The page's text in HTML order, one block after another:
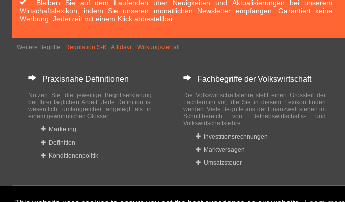
Bleiben Sie auf dem Laufenden über Neuigkeiten und Aktualisierungen bei unserem
Wirtschaftslexikon, indem Sie unseren monatlichen Newsletter empfangen. Garantiert keine
Werbung. Jederzeit mit einem Klick abbestellbar.
Weitere Begriffe : Regulation S-K Affidavit| Wirkungszerfall
Praxisnahe Definitionen
Nutzen Sie die jeweilige Begriffserklärung
bei Ihrer täglichen Arbeit. Jede Definition ist
wesentlich umfangreicher angelegt als in
einem gewöhnlichen Glossar.
Marketing
Definition
Konditionenpolitik
Fachbegriffe der Volkswirtschaft
Die Volkswirtschaftslehre stellt einen Grossteil der
Fachtermini vor, die Sie in diesem Lexikon finden
werden. Viele Begriffe aus der Finanzwelt stehen im
Schnittbereich von Betriebswirtschafts- und
Volkswirtschaftslehre.
Investitionsrechnungen
Marktversagen
Umsatzsteuer